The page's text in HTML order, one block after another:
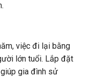
việc đi lại bằng
lớn tuổi. Lắp đặt
gia đình sử